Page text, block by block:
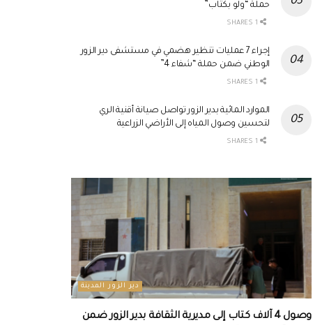
حملة “ولو بكتاب”
إجراء 7 عمليات تنظير هضمي في مستشفى دير الزور
الوطني ضمن حملة “شفاء 4”
الموارد المائية بدير الزور تواصل صيانة أقنية الري
لتحسين وصول المياه إلى الأراضي الزراعية
دير الزور المدينة
وصول 4 آلاف كتاب إلى مديرية الثقافة بدير الزور ضمن